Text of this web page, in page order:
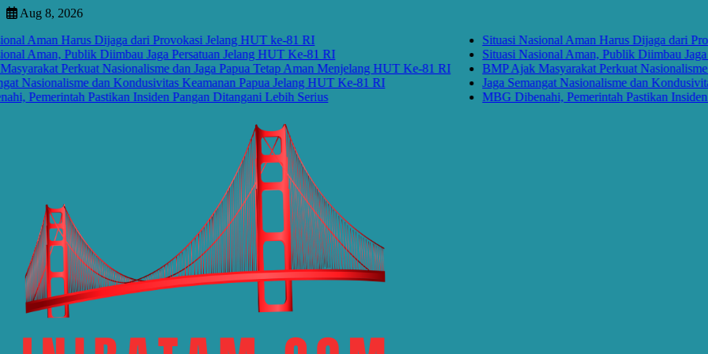
Skip
content
Aug 8, 2026
Aman Harus Dijaga dari Provokasi Jelang HUT ke-81 RI
Aman, Publik Diimbau Jaga Persatuan Jelang HUT Ke-81 RI
Perkuat Nasionalisme dan Jaga Papua Tetap Aman Menjelang HUT Ke-81 RI
Nasionalisme dan Kondusivitas Keamanan Papua Jelang HUT Ke-81 RI
Pemerintah Pastikan Insiden Pangan Ditangani Lebih Serius
Situasi Nasional Aman Harus Dijaga dari
Situasi Nasional Aman, Publik Diimbau Jaga
BMP Ajak Masyarakat Perkuat Nasionalisme
Jaga Semangat Nasionalisme dan
MBG Dibenahi, Pemerintah Pastikan Insiden